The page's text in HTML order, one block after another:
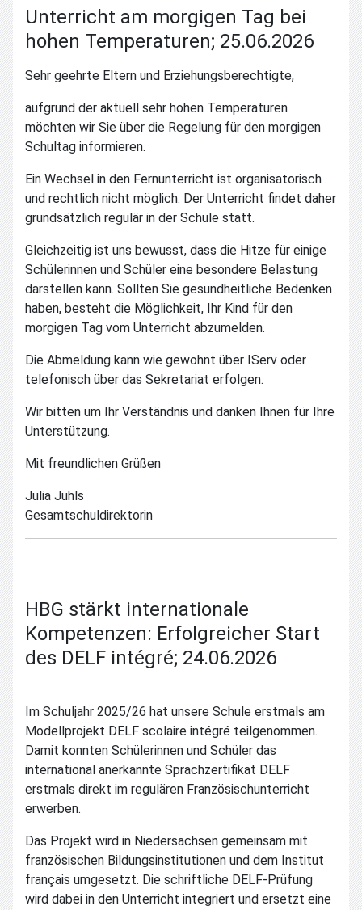
Unterricht am morgigen Tag bei
hohen Temperaturen; 25.06.2026
Sehr geehrte Eltern und Erziehungsberechtigte,
aufgrund der aktuell sehr hohen Temperaturen
möchten wir Sie über die Regelung für den morgigen
Schultag informieren.
Ein Wechsel in den Fernunterricht ist organisatorisch
und rechtlich nicht möglich. Der Unterricht findet daher
grundsätzlich regulär in der Schule statt.
Gleichzeitig ist uns bewusst, dass die Hitze für einige
Schülerinnen und Schüler eine besondere Belastung
darstellen kann. Sollten Sie gesundheitliche Bedenken
haben, besteht die Möglichkeit, Ihr Kind für den
morgigen Tag vom Unterricht abzumelden.
Die Abmeldung kann wie gewohnt über IServ oder
telefonisch über das Sekretariat erfolgen.
Wir bitten um Ihr Verständnis und danken Ihnen für Ihre
Unterstützung.
Mit freundlichen Grüßen
Julia Juhls
Gesamtschuldirektorin
HBG stärkt internationale
Kompetenzen: Erfolgreicher Start
des DELF intégré; 24.06.2026
Im Schuljahr 2025/26 hat unsere Schule erstmals am
Modellprojekt DELF scolaire intégré teilgenommen.
Damit konnten Schülerinnen und Schüler das
international anerkannte Sprachzertifikat DELF
erstmals direkt im regulären Französischunterricht
erwerben.
Das Projekt wird in Niedersachsen gemeinsam mit
französischen Bildungsinstitutionen und dem Institut
français umgesetzt. Die schriftliche DELF-Prüfung
wird dabei in den Unterricht integriert und ersetzt eine